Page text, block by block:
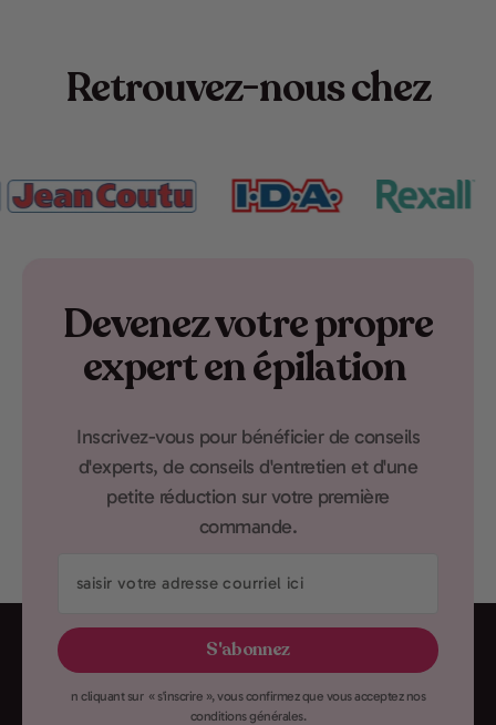
Retrouvez-nous chez
Devenez votre propre
expert en épilation
Inscrivez-vous pour bénéficier de conseils
d'experts, de conseils d'entretien et d'une
petite réduction sur votre première
commande.
S'abonnez
adresse
courriel
n cliquant sur « s'inscrire », vous confirmez que vous acceptez nos
conditions générales.